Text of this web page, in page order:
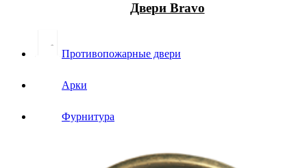
Двери Bravo
Противопожарные двери
Арки
Фурнитура